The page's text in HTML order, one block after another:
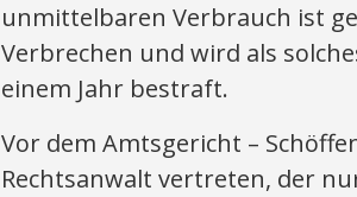
unmittelbaren Verbrauch ist
Verbrechen und wird als
einem Jahr bestraft.
Vor dem Amtsgericht –
Rechtsanwalt vertreten, der